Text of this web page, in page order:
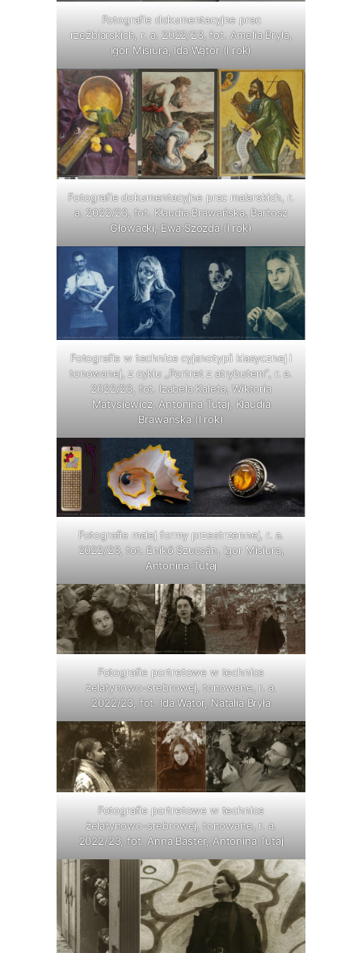
Fotografie dokumentacyjne prac
rzeźbiarskich, r. a. 2022/23, fot. Amelia Bryła,
Igor Misiura, Ida Wątor (I rok)
Fotografie dokumentacyjne prac malarskich, r.
a. 2022/23, fot. Klaudia Brawańska, Bartosz
Głowacki, Ewa Szozda (I rok)
Fotografie w technice cyjanotypii klasycznej i
tonowanej, z cyklu „Portret z atrybutem”, r. a.
2022/23, fot. Izabela Kaleta, Wiktoria
Matysiewicz, Antonina Tutaj, Klaudia
Brawańska (I rok)
Fotografie małej formy przestrzennej, r. a.
2022/23, fot. Enikő Szucsán, Igor Misiura,
Antonina-Tutaj
Fotografie portretowe w technice
żelatynowo-srebrowej, tonowane, r. a.
2022/23, fot. Ida Wątor, Natalia Bryła
Fotografie portretowe w technice
żelatynowo-srebrowej, tonowane, r. a.
2022/23, fot. Anna Baster, Antonina Tutaj